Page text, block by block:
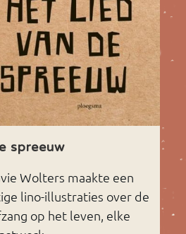
spreeuw
Wolters maakte een
lino-illustraties over de
op het leven, elke